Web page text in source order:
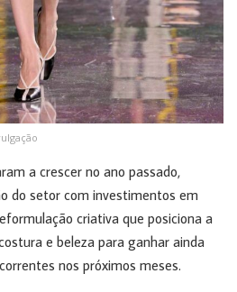
a crescer no ano passado,
do setor com investimentos em
criativa que posiciona a
e beleza para ganhar ainda
nos próximos meses.